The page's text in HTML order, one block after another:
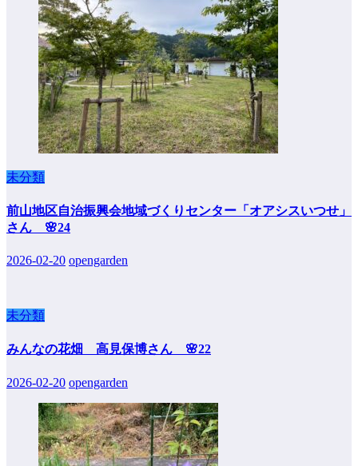
未分類
前山地区自治振興会地域づくりセンター「オアシスいつせ」
さん 🌸24
2026-02-20 opengarden
未分類
みんなの花畑 高見保博さん 🌸22
2026-02-20 opengarden